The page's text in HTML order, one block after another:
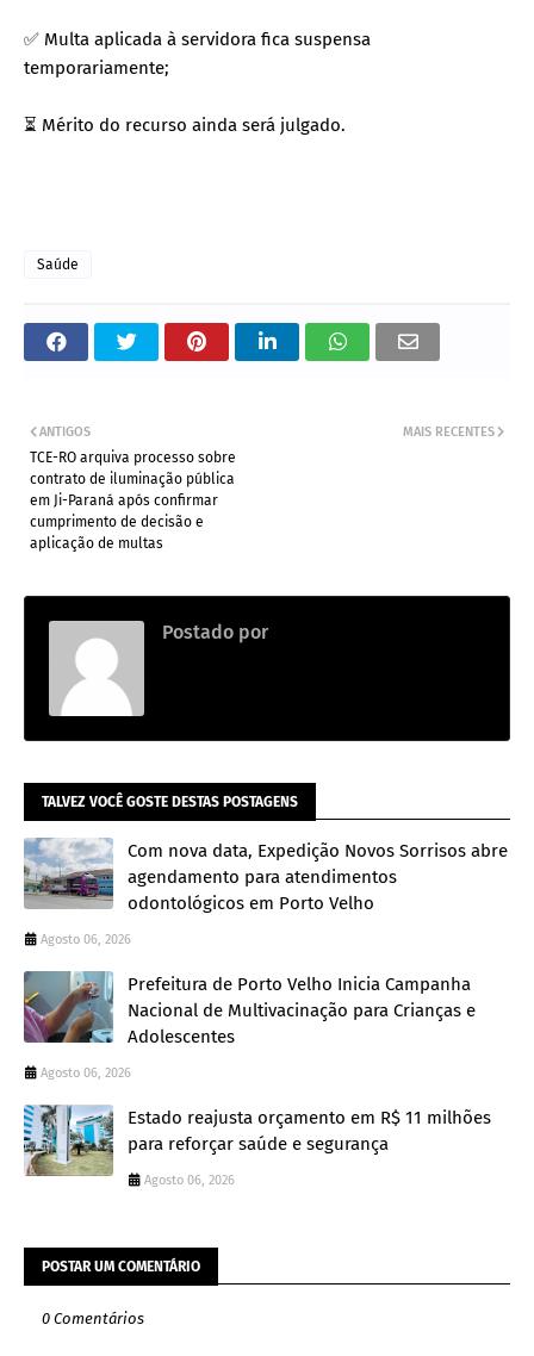
✅ Multa aplicada à servidora fica suspensa
temporariamente;
⏳ Mérito do recurso ainda será julgado.
Saúde
MAIS RECENTES
ANTIGOS
TCE-RO arquiva processo sobre
contrato de iluminação pública
em Ji-Paraná após confirmar
cumprimento de decisão e
aplicação de multas
Postado por
TALVEZ VOCÊ GOSTE DESTAS POSTAGENS
Com nova data, Expedição Novos Sorrisos abre
agendamento para atendimentos
odontológicos em Porto Velho
Agosto 06, 2026
Prefeitura de Porto Velho Inicia Campanha
Nacional de Multivacinação para Crianças e
Adolescentes
Agosto 06, 2026
Estado reajusta orçamento em R$ 11 milhões
para reforçar saúde e segurança
Agosto 06, 2026
POSTAR UM COMENTÁRIO
0 Comentários